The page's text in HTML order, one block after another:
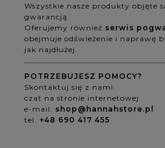
Wszystkie nasze produkty objęte
gwarancją.
Oferujemy również serwis
obejmuje odświeżenie i naprawę
jak najdłużej.
POTRZEBUJESZ POMOCY?
Skontaktuj się z nami:
czat na stronie internetowej
e-mail: shop@hannahstore.pl
tel. +48 690 417 455